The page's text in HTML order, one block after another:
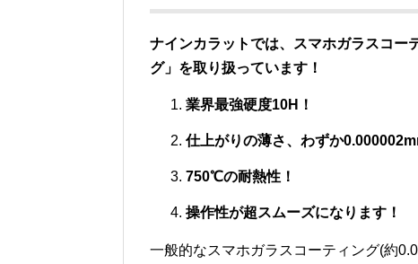
ナインカラットでは、スマホガラスコー
グ」を取り扱っています ！
業界最強硬度10H！
仕上がりの薄さ、わずか
750℃の耐熱性！
操作性が超スムーズになります！
一般的なスマホガラスコーティング(約